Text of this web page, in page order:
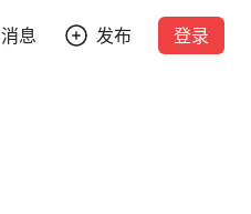
消息 发布 登录